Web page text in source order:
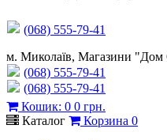
(068) 555-79-41
м. Миколаїв, Магазини "Дом
(068) 555-79-41
(068) 555-79-41
Кошик: 0 0 грн.
Каталог
Корзина 0